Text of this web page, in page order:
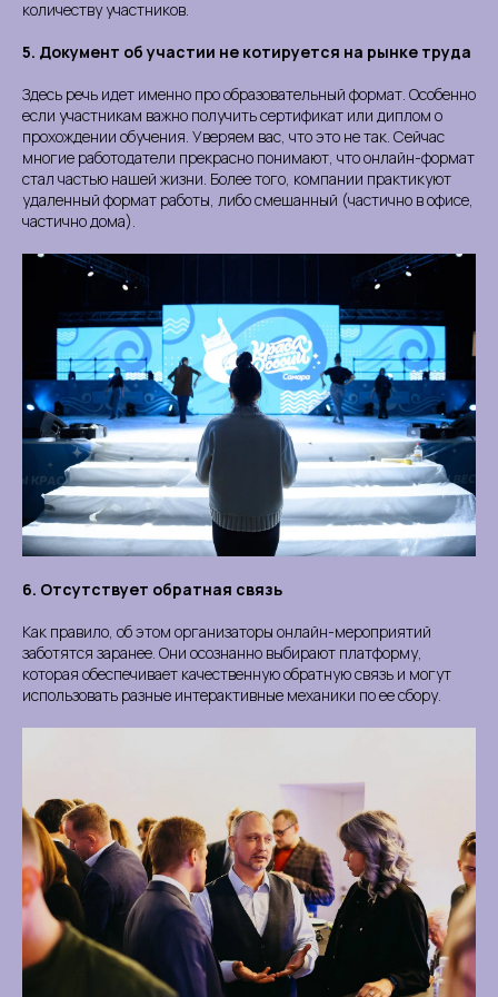
количеству участников.
5. Документ об участии не котируется на рынке труда
Здесь речь идет именно про образовательный формат. Особенно
если участникам важно получить сертификат или диплом о
прохождении обучения. Уверяем вас, что это не так. Сейчас
многие работодатели прекрасно понимают, что онлайн-формат
стал частью нашей жизни. Более того, компании практикуют
удаленный формат работы, либо смешанный (частично в офисе,
частично дома).
6. Отсутствует обратная связь
Как правило, об этом организаторы онлайн-мероприятий
заботятся заранее. Они осознанно выбирают платформу,
которая обеспечивает качественную обратную связь и могут
использовать разные интерактивные механики по ее сбору.